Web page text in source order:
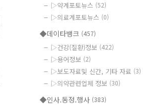
▷약계포토뉴스 (52)
▷의료계포토뉴스 (0)
◆데이타뱅크 (457)
▷건강(질환)정보 (422)
▷용어정보 (2)
▷보도자료및 신간, 기타 자료 (3)
▷의약관련업체 정보 (30)
◆인사.동정.행사 (383)